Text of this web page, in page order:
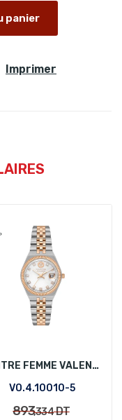
panier
Imprimer
MONTRE FEMME VALENTINO ORLANDI VO.4.10010-5
VO.4.10010-5
893,334DT